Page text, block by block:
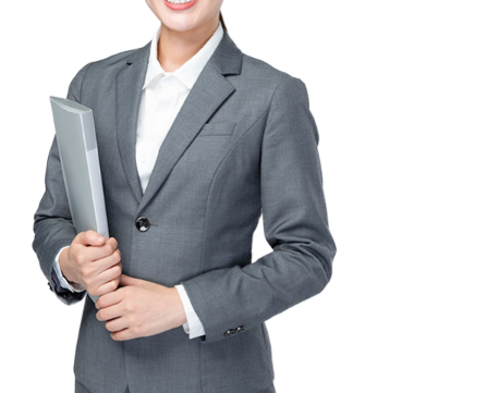
认证律师
15亿+
普法人次
9 秒
最快响应